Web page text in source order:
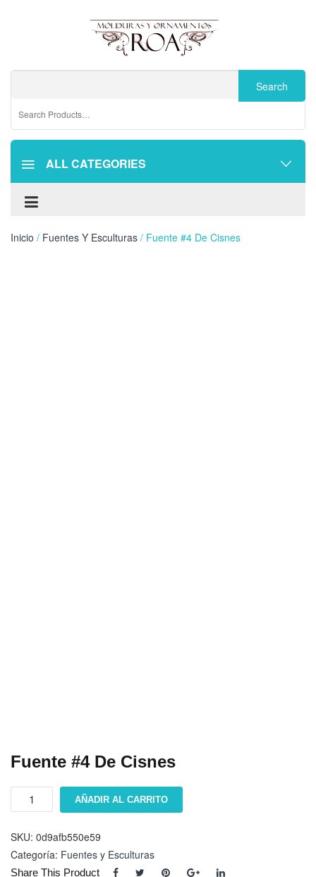
ALL CATEGORIES
Inicio / Fuentes Y Esculturas / Fuente #4 De Cisnes
Fuente #4 De Cisnes
Fuente
Cisnes
cantidad
AÑADIR AL CARRITO
SKU: 0d9afb550e59
Categoría: Fuentes y Esculturas
Share This Product